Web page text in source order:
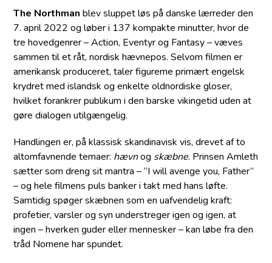
The Northman blev sluppet løs på danske lærreder den
7. april 2022 og løber i 137 kompakte minutter, hvor de
tre hovedgenrer – Action, Eventyr og Fantasy – væves
sammen til et råt, nordisk hævnepos. Selvom filmen er
amerikansk produceret, taler figurerne primært engelsk
krydret med islandsk og enkelte oldnordiske gloser,
hvilket forankrer publikum i den barske vikingetid uden at
gøre dialogen utilgængelig.
Handlingen er, på klassisk skandinavisk vis, drevet af to
altomfavnende temaer: hævnog skæbne. Prinsen Amleth
sætter som dreng sit mantra – “I will avenge you, Father”
– og hele filmens puls banker i takt med hans løfte.
Samtidig spøger skæbnen som en uafvendelig kraft:
profetier, varsler og syn understreger igen og igen, at
ingen – hverken guder eller mennesker – kan løbe fra den
tråd Nornene har spundet.